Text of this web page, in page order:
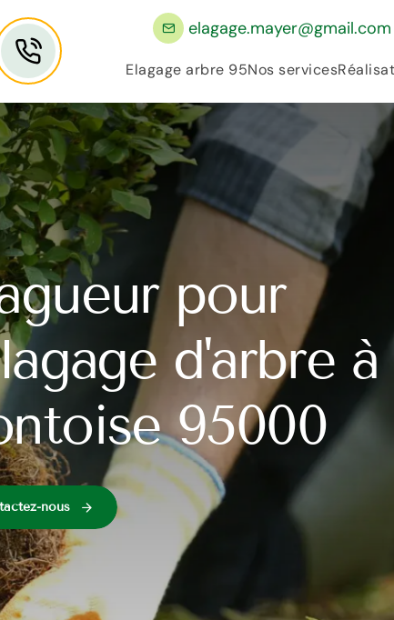
elagage.mayer@gmail.com
Elagage arbre 95Nos services
pour
d'arbre à
95000
nous